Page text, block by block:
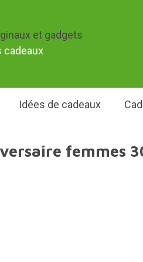
cadeaux
Idées de cadeaux
femmes